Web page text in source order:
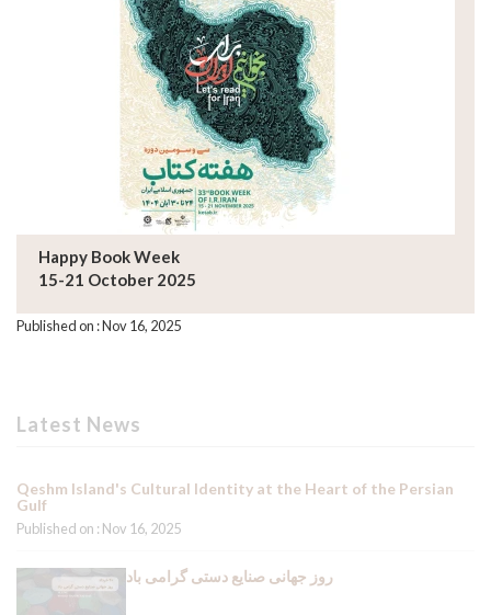
Happy Book Week
15-21 October 2025
Published on : Nov 16, 2025
Latest News
Qeshm Island's Cultural Identity at the Heart of the Persian
Gulf
Published on : Nov 16, 2025
روز جهانی صنایع دستی گرامی باد